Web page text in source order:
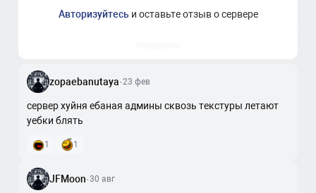
Авторизуйтесьи оставьте отзыв о сервере
zopaebanutaya·23 фев
сервер хуйня ебаная админы сквозь текстуры летают
уебки блять
1 1
JFMoon·30 авг